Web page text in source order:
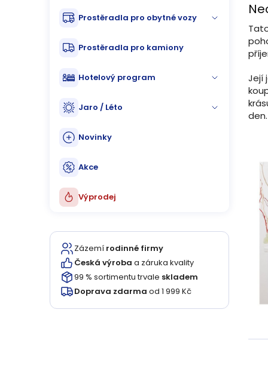
Prostěradla pro obytné vozy
Prostěradla pro kamiony
Hotelový program
Jaro / Léto
Novinky
Akce
Výprodej
Zázemí rodinné firmy
Česká výroba a záruka kvality
99 % sortimentu trvale skladem
Doprava zdarma od 1 999 Kč
Její
den.